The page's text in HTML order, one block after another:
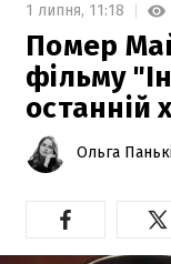
1 липня, 11:18
Помер
фільму
останній
Ольга